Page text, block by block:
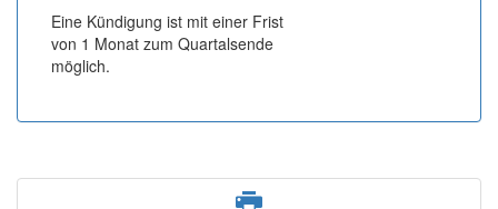
Eine Kündigung ist mit einer Frist
von 1 Monat zum Quartalsende
möglich.